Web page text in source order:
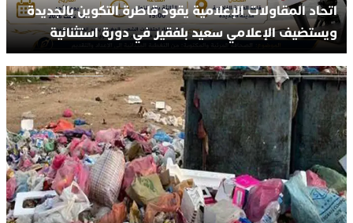
اتحاد المقاولات الإعلامية يقود قاطرة التكوين بالجديدة
ويستضيف الإعلامي سعيد بلفقير في دورة استثنائية